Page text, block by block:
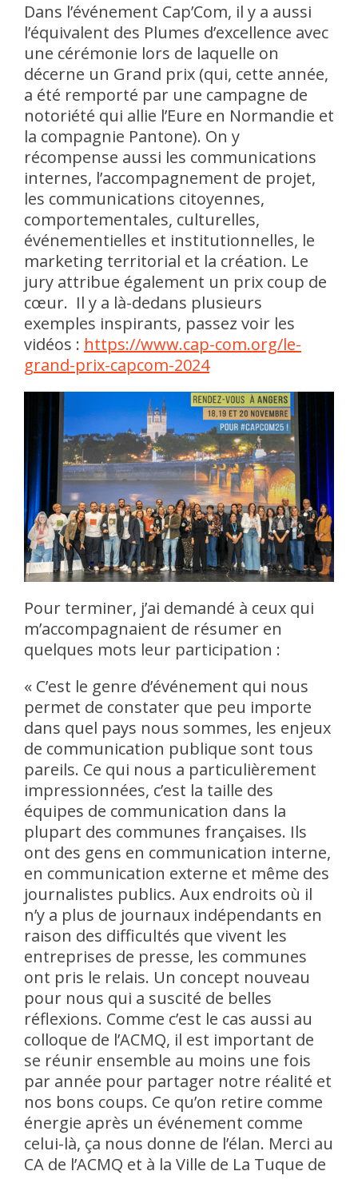
Dans l’événement Cap’Com, il y a aussi
l’équivalent des Plumes d’excellence avec
une cérémonie lors de laquelle on
décerne un Grand prix (qui, cette année,
a été remporté par une campagne de
notoriété qui allie l’Eure en Normandie et
la compagnie Pantone). On y
récompense aussi les communications
internes, l’accompagnement de projet,
les communications citoyennes,
comportementales, culturelles,
événementielles et institutionnelles, le
marketing territorial et la création. Le
jury attribue également un prix coup de
cœur. Il y a là-dedans plusieurs
exemples inspirants, passez voir les
vidéos : https://www.cap-com.org/le-
grand-prix-capcom-2024
Pour terminer, j’ai demandé à ceux qui
m’accompagnaient de résumer en
quelques mots leur participation :
« C’est le genre d’événement qui nous
permet de constater que peu importe
dans quel pays nous sommes, les enjeux
de communication publique sont tous
pareils. Ce qui nous a particulièrement
impressionnées, c’est la taille des
équipes de communication dans la
plupart des communes françaises. Ils
ont des gens en communication interne,
en communication externe et même des
journalistes publics. Aux endroits où il
n’y a plus de journaux indépendants en
raison des difficultés que vivent les
entreprises de presse, les communes
ont pris le relais. Un concept nouveau
pour nous qui a suscité de belles
réflexions. Comme c’est le cas aussi au
colloque de l’ACMQ, il est important de
se réunir ensemble au moins une fois
par année pour partager notre réalité et
nos bons coups. Ce qu’on retire comme
énergie après un événement comme
celui-là, ça nous donne de l’élan. Merci au
CA de l’ACMQ et à la Ville de La Tuque de